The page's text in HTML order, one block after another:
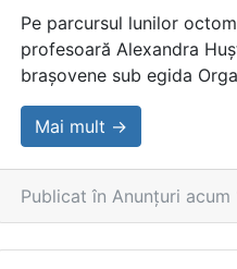
Pe parcursul lunilor
profesoară Alexandra
braşovene sub egida
Mai mult →
Publicat în Anunțuri acum